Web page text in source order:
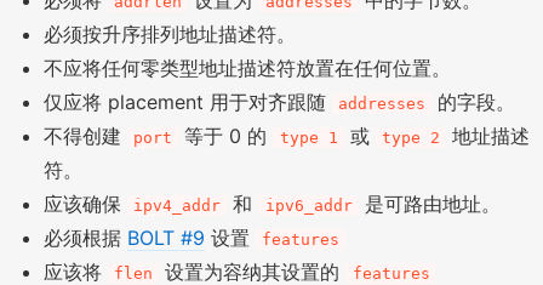
必须按升序排列地址描述符。
不应将任何零类型地址描述符放置在任何位置。
仅应将 placement 用于对齐跟随
addresses
的字段。
不得创建
port 等于 0 的 type 1 或 type 2
地址描述
符。
应该确保
ipv4_addr 和 ipv6_addr
是可路由地址。
必须根据 BOLT #9 设置 features
应该将 flen 设置为容纳其设置的 features